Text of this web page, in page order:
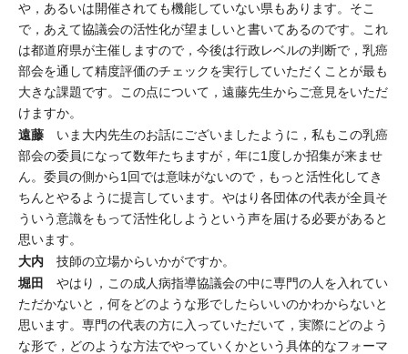
や，あるいは開催されても機能していない県もあります。そこ
で，あえて協議会の活性化が望ましいと書いてあるのです。これ
は都道府県が主催しますので，今後は行政レベルの判断で，乳癌
部会を通して精度評価のチェックを実行していただくことが最も
大きな課題です。この点について，遠藤先生からご意見をいただ
けますか。
遠藤 いま大内先生のお話にございましたように，私もこの乳癌
部会の委員になって数年たちますが，年に1度しか招集が来ませ
ん。委員の側から1回では意味がないので，もっと活性化してき
ちんとやるように提言しています。やはり各団体の代表が全員そ
ういう意識をもって活性化しようという声を届ける必要があると
思います。
大内 技師の立場からいかがですか。
堀田 やはり，この成人病指導協議会の中に専門の人を入れてい
ただかないと，何をどのような形でしたらいいのかわからないと
思います。専門の代表の方に入っていただいて，実際にどのよう
な形で，どのような方法でやっていくかという具体的なフォーマ